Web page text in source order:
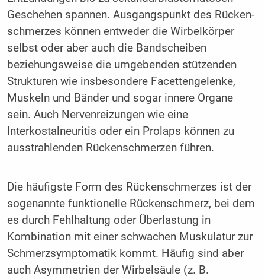
Geschehen spannen. Ausgangspunkt des Rücken­
schmerzes können entweder die Wirbel­körper
selbst oder aber auch die Bandscheiben
beziehungsweise die umgebenden stützenden
Strukturen wie insbesondere Facettengelenke,
Muskeln und Bänder und sogar innere Organe
sein. Auch Nervenreizungen wie eine
Interkostalneuritis oder ein Prolaps können zu
ausstrahlenden Rückenschmerzen führen.
Die häufigste Form des Rückenschmerzes ­ist der
sogenannte funktionelle Rückenschmerz, bei dem
es durch Fehlhaltung oder Überlastung in
Kombination mit einer schwachen Muskulatur zur
Schmerzsymptomatik kommt. Häufig sind aber
auch Asymmetrien der Wirbelsäule (z. B.